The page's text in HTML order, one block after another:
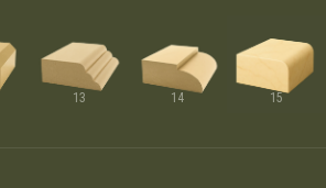
13 14 15